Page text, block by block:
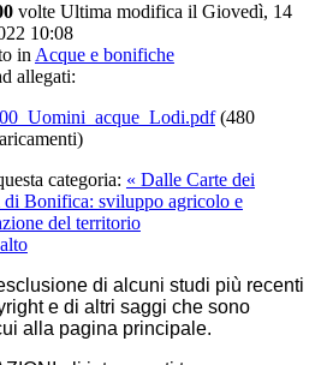
volte Ultima modifica il Giovedì, 14
10:08
inAcque e bonifiche
allegati:
(480
categoria: « Dalle Carte dei
di Bonifica: sviluppo agricolo e
del territorio
di alcuni studi più recenti
e di altri saggi che sono
alla pagina principale.